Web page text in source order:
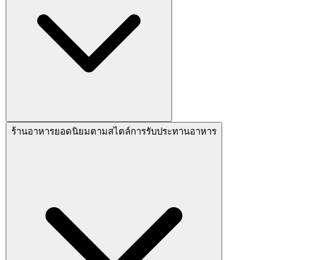
ร้านอาหารยอดนิยมตามสไตล์การรับประทานอาหาร